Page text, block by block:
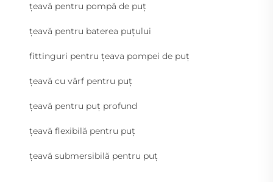
țeavă pentru pompă de puț
țeavă pentru baterea puțului
fittinguri pentru țeava pompei de puț
țeavă cu vârf pentru puț
țeavă pentru puț profund
țeavă flexibilă pentru puț
țeavă submersibilă pentru puț